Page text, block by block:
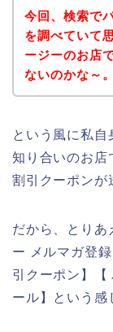
今回、検索で
を調べていて
ージーのお店
ないのかな～。
という風に私自
知り合いのお店
割引クーポンが
だから、とりあ
ー メルマガ登
引クーポン】【
ール】という感